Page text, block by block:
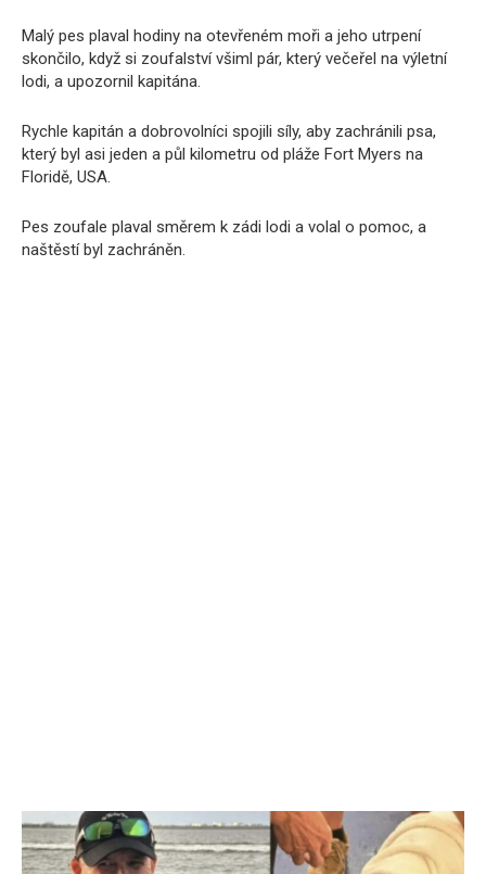
Malý pes plaval hodiny na otevřeném moři a jeho utrpení
skončilo, když si zoufalství všiml pár, který večeřel na výletní
lodi, a upozornil kapitána.
Rychle kapitán a dobrovolníci spojili síly, aby zachránili psa,
který byl asi jeden a půl kilometru od pláže Fort Myers na
Floridě, USA.
Pes zoufale plaval směrem k zádi lodi a volal o pomoc, a
naštěstí byl zachráněn.